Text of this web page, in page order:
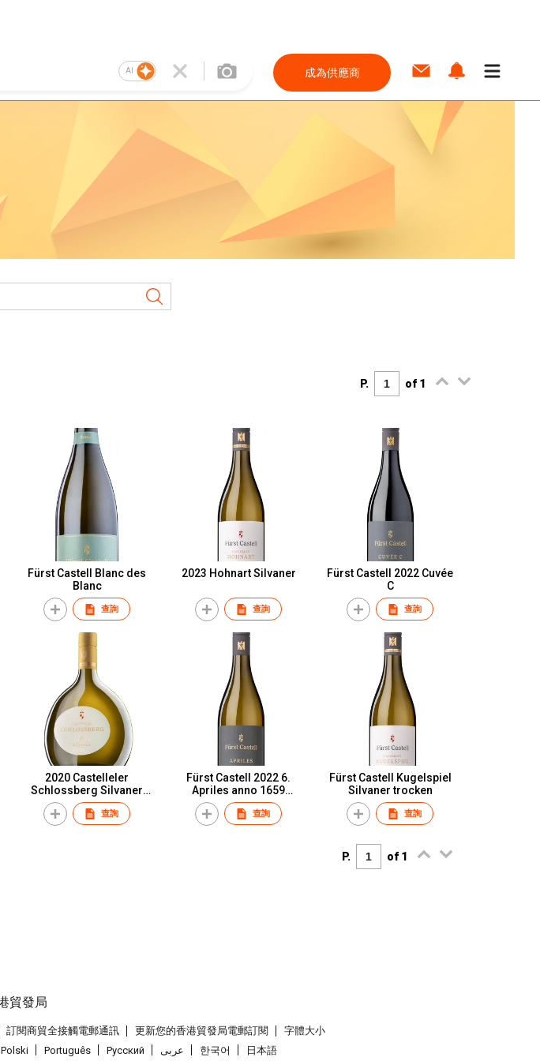
AI 成為供應商
P. of 1
Fürst Castell Blanc des
Blanc
查詢
2023 Hohnart Silvaner
查詢
Fürst Castell 2022 Cuvée
C
查詢
2020 Castelleler
Schlossberg Silvaner
Grosses Gewächs
查詢
Fürst Castell 2022 6.
Apriles anno 1659
Silvaner trocken
查詢
Fürst Castell Kugelspiel
Silvaner trocken
查詢
P. of 1
訂閱商貿全接觸電郵通訊 更新您的香港貿發局電郵訂閱
字體大小
Polski Português Pусский عربى 한국어 日本語